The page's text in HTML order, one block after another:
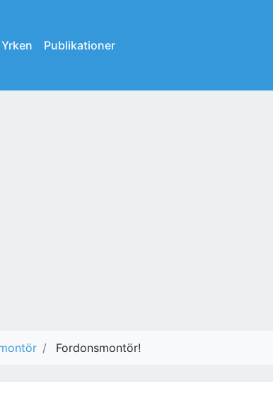
Yrken Publikationer
Fordonsmontör!